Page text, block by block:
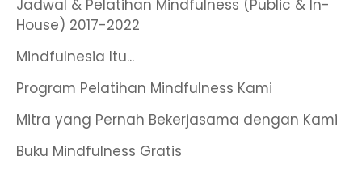
Jadwal & Pelatihan Mindfulness (Public & In-
House) 2017-2022
Mindfulnesia Itu...
Program Pelatihan Mindfulness Kami
Mitra yang Pernah Bekerjasama dengan Kami
Buku Mindfulness Gratis